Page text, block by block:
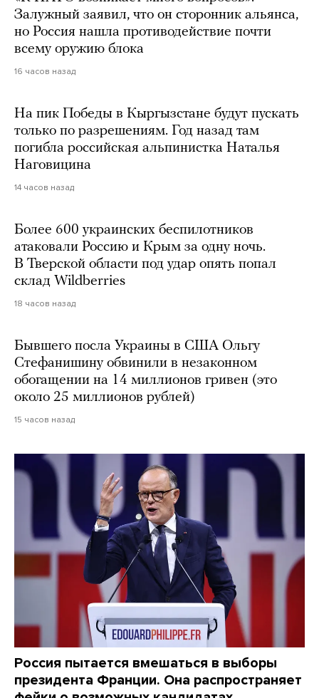
Залужный заявил, что он сторонник альянса,
но Россия нашла противодействие почти
всему оружию блока
16 часов назад
На пик Победы в Кыргызстане будут пускать
только по разрешениям. Год назад там
погибла российская альпинистка Наталья
Наговицина
14 часов назад
Более 600 украинских беспилотников
атаковали Россию и Крым за одну ночь.
В Тверской области под удар опять попал
склад Wildberries
18 часов назад
Бывшего посла Украины в США Ольгу
Стефанишину обвинили в незаконном
обогащении на 14 миллионов гривен (это
около 25 миллионов рублей)
15 часов назад
Россия пытается вмешаться в выборы
президента Франции. Она распространяет